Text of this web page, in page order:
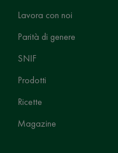
Lavora con noi
Parità di genere
SNIF
Prodotti
Ricette
Magazine